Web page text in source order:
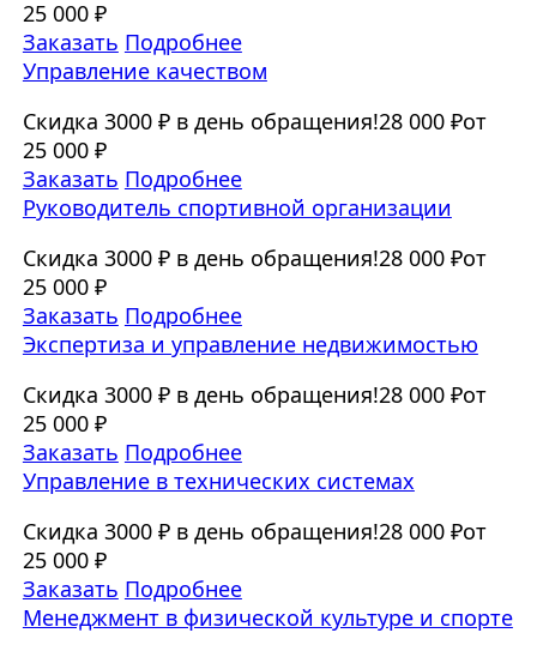
25 000 ₽
Заказать Подробнее
Управление качеством
Скидка 3000 ₽ в день обращения!28 000 ₽от
25 000 ₽
Заказать Подробнее
Руководитель спортивной организации
Скидка 3000 ₽ в день обращения!28 000 ₽от
25 000 ₽
Заказать Подробнее
Экспертиза и управление недвижимостью
Скидка 3000 ₽ в день обращения!28 000 ₽от
25 000 ₽
Заказать Подробнее
Управление в технических системах
Скидка 3000 ₽ в день обращения!28 000 ₽от
25 000 ₽
Заказать Подробнее
Менеджмент в физической культуре и спорте